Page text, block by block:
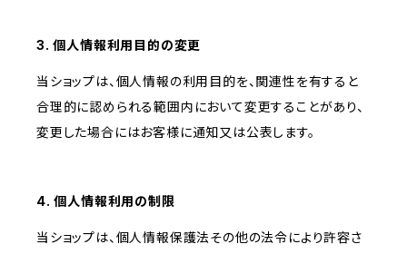
3. 個人情報利用目的の変更
当ショップは、個人情報の利用目的を、関連性を有すると
合理的に認められる範囲内において変更することがあり、
変更した場合にはお客様に通知又は公表します。
4. 個人情報利用の制限
当ショップは、個人情報保護法その他の法令により許容さ